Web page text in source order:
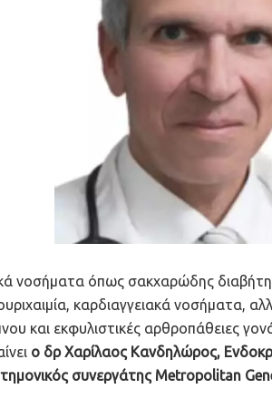
νοσήματα όπως σακχαρώδης
καρδιαγγειακά νοσήματα,
και εκφυλιστικές αρθροπάθειες
ο δρ Χαρίλαος Κανδηλώρος,
συνεργάτης Metropolitan